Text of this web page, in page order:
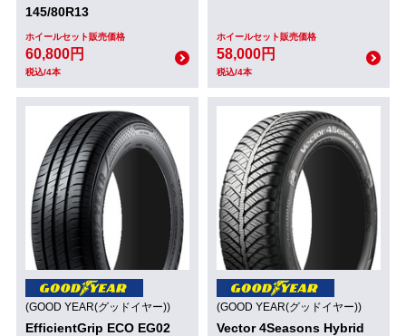
145/80R13
ホイールセット販売価格
60,800円
税込/4本
ホイールセット販売価格
58,000円
税込/4本
(GOOD YEAR(グッドイヤー))
EfficientGrip ECO EG02
(GOOD YEAR(グッドイヤー))
Vector 4Seasons Hybrid